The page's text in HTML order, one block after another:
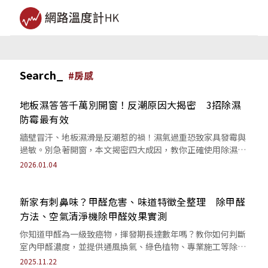
Search_ #房感
地板濕答答千萬別開窗！反潮原因大揭密 3招除濕
防霉最有效
牆壁冒汗、地板濕滑是反潮惹的禍！濕氣過重恐致家具發霉與
過敏。別急著開窗，本文揭密四大成因，教你正確使用除濕機
搭配暖氣，有效擊退濕氣，找回居家乾爽。
2026.01.04
新家有刺鼻味？甲醛危害、味道特徵全整理 除甲醛
方法、空氣清淨機除甲醛效果實測
你知道甲醛為一級致癌物，揮發期長達數年嗎？教你如何判斷
室內甲醛濃度，並提供通風換氣、綠色植物、專業施工等除甲
醛方法比較，守護居家健康。
2025.11.22